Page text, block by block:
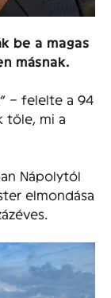
be a magas
másnak.
– felelte a 94
tőle, mi a
Nápolytól
elmondása